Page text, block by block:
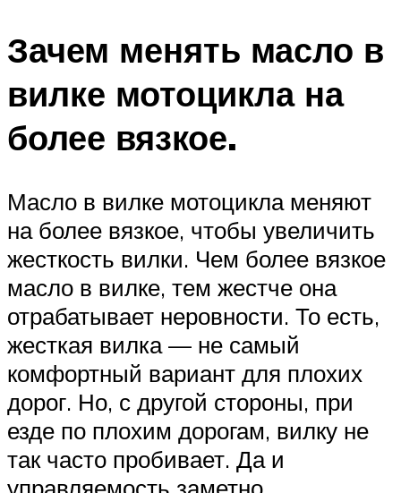
Зачем менять масло в
вилке мотоцикла на
более вязкое.
Масло в вилке мотоцикла меняют
на более вязкое, чтобы увеличить
жесткость вилки. Чем более вязкое
масло в вилке, тем жестче она
отрабатывает неровности. То есть,
жесткая вилка — не самый
комфортный вариант для плохих
дорог. Но, с другой стороны, при
езде по плохим дорогам, вилку не
так часто пробивает. Да и